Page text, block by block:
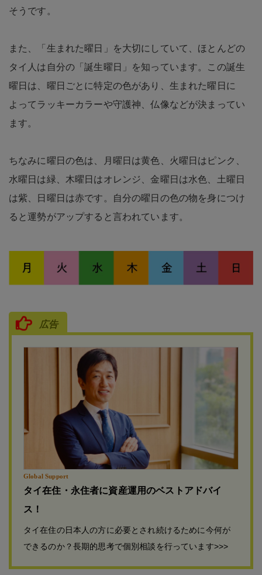
そうです。
また、「生まれた曜日」を大切にしていて、ほとんどの
タイ人は自分の「誕生曜日」を知っています。この誕生
曜日は、曜日ごとに特定の色があり、生まれた曜日に
よってラッキーカラーや守護神、仏像などが決まってい
ます。
ちなみに曜日の色は、月曜日は黄色、火曜日はピンク、
水曜日は緑、木曜日はオレンジ、金曜日は水色、土曜日
は紫、日曜日は赤です。自分の曜日の色の物を身につけ
ると運勢がアップすると言われています。
広告
Global Support
タイ在住・永住者に資産運用のベストアドバイ
ス！
タイ在住の日本人の方に必要とされ続けるために今何が
できるのか？長期的思考で個別相談を行っています>>>